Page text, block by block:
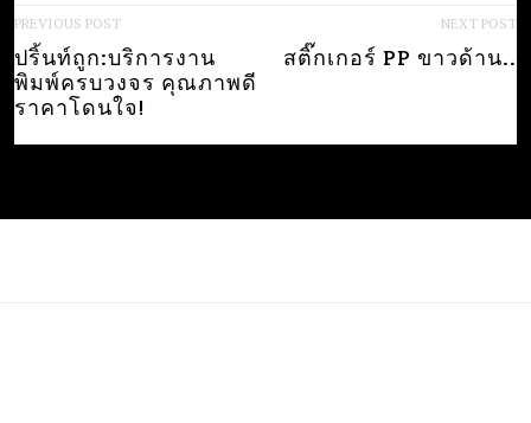
P
O
S
T
PREVIOUS POST
ปริ้นท์ถูก:บริการงาน
พิมพ์ครบวงจร คุณภาพดี
ราคาโดนใจ!
NEXT POST
สติ๊กเกอร์ PP ขาวด้าน..